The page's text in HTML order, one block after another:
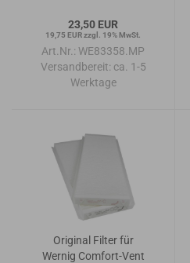
23,50 EUR
19,75 EUR zzgl. 19% MwSt.
Art.Nr.: WE83358.MP
Versandbereit: ca. 1-5
Werktage
Original Filter für
Wernig Comfort-Vent